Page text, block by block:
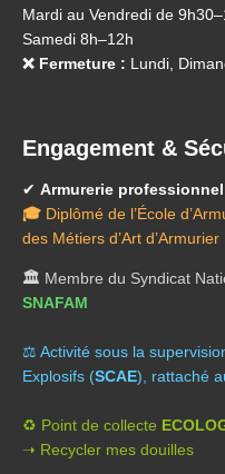
Mardi au Vendredi de
Samedi 8h–12h
❌ Fermeture : Lundi,
Engagement &
✔ Armurerie
🎓 Diplômé de l’École
des Métiers d’Art d’Armurier
🏛️ Membre du Syndicat
SNAFAM
⚖️ Activité sous la
Explosifs (SCAE), rattaché
♻️ Point de collecte
➝ Recycler mes douilles